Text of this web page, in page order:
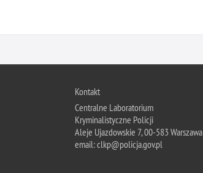
Kontakt
Centralne Laboratorium
Kryminalistyczne Policji
Aleje Ujazdowskie 7, 00-583 Warszawa
email: clkp@policja.gov.pl